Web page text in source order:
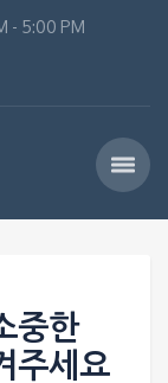
- 5:00 PM
중한
주세요